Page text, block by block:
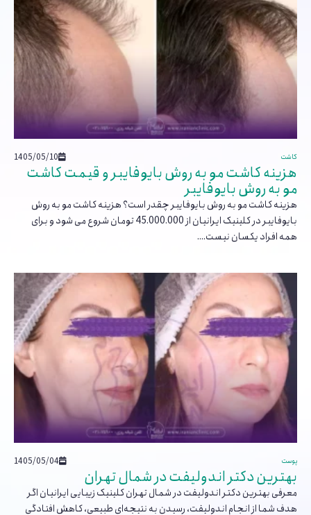
کاشت 1405/05/10
هزینه کاشت مو به روش بایوفایبر و قیمت کاشت
مو به روش بایوفایبر
هزینه کاشت مو به روش بایوفایبر چقدر است؟ هزینه کاشت مو به روش
بایوفایبر در کلینیک ایرانیان از 45.000.000 تومان شروع می شود و برای
همه افراد یکسان نیست....
پوست 1405/05/04
بهترین دکتر اندولیفت در شمال تهران
معرفی بهترین دکتر اندولیفت در شمال تهران کلینیک زیبایی ایرانیان اگر
هدف شما از انجام اندولیفت، رسیدن به نتیجه‌ای طبیعی، کاهش افتادگی